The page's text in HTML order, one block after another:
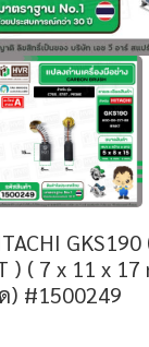
GKS190
) ( 7 x 11 x
) #1500249